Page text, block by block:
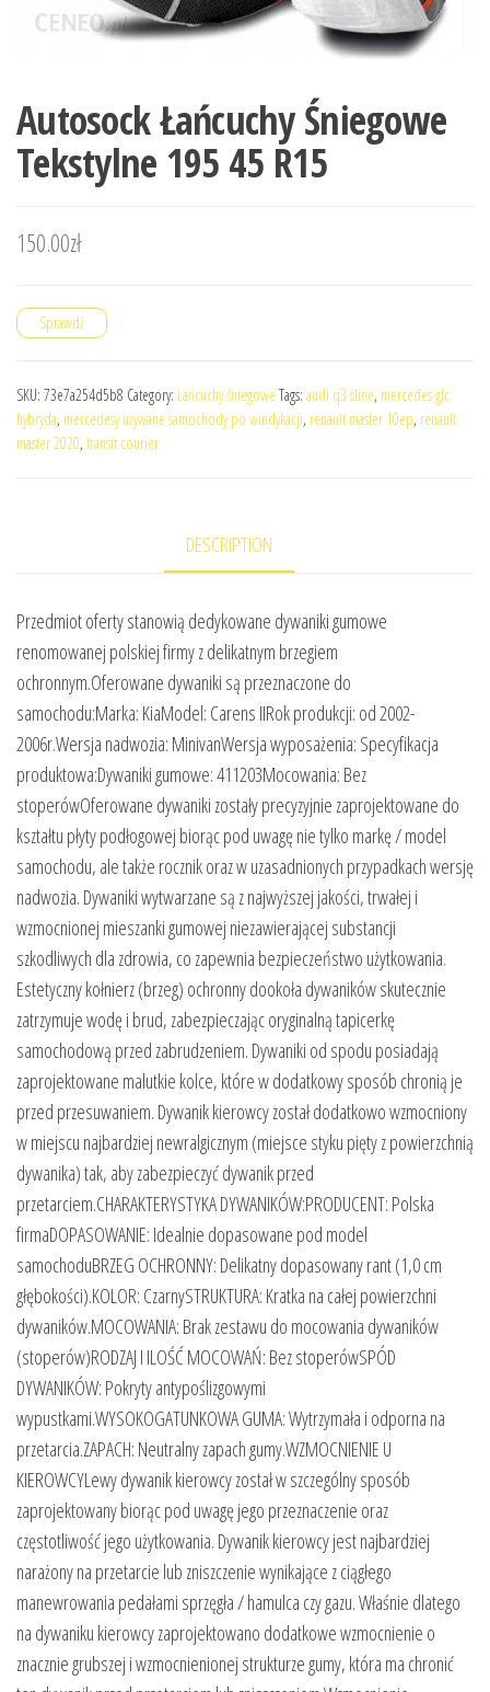
Autosock Łańcuchy Śniegowe
Tekstylne 195 45 R15
150.00zł
Sprawdź
SKU: 73e7a254d5b8 Category: Łańcuchy śniegowe Tags: audi q3 sline, mercedes glc
hybryda, mercedesy używane samochody po windykacji, renault master 10ep, renault
master 2020, transit courier
DESCRIPTION
Przedmiot oferty stanowią dedykowane dywaniki gumowe
renomowanej polskiej firmy z delikatnym brzegiem
ochronnym.Oferowane dywaniki są przeznaczone do
samochodu:Marka: KiaModel: Carens IIRok produkcji: od 2002-
2006r.Wersja nadwozia: MinivanWersja wyposażenia: Specyfikacja
produktowa:Dywaniki gumowe: 411203Mocowania: Bez
stoperówOferowane dywaniki zostały precyzyjnie zaprojektowane do
kształtu płyty podłogowej biorąc pod uwagę nie tylko markę / model
samochodu, ale także rocznik oraz w uzasadnionych przypadkach wersję
nadwozia. Dywaniki wytwarzane są z najwyższej jakości, trwałej i
wzmocnionej mieszanki gumowej niezawierającej substancji
szkodliwych dla zdrowia, co zapewnia bezpieczeństwo użytkowania.
Estetyczny kołnierz (brzeg) ochronny dookoła dywaników skutecznie
zatrzymuje wodę i brud, zabezpieczając oryginalną tapicerkę
samochodową przed zabrudzeniem. Dywaniki od spodu posiadają
zaprojektowane malutkie kolce, które w dodatkowy sposób chronią je
przed przesuwaniem. Dywanik kierowcy został dodatkowo wzmocniony
w miejscu najbardziej newralgicznym (miejsce styku pięty z powierzchnią
dywanika) tak, aby zabezpieczyć dywanik przed
przetarciem.CHARAKTERYSTYKA DYWANIKÓW:PRODUCENT: Polska
firmaDOPASOWANIE: Idealnie dopasowane pod model
samochoduBRZEG OCHRONNY: Delikatny dopasowany rant (1,0 cm
głębokości).KOLOR: CzarnySTRUKTURA: Kratka na całej powierzchni
dywaników.MOCOWANIA: Brak zestawu do mocowania dywaników
(stoperów)RODZAJ I ILOŚĆ MOCOWAŃ: Bez stoperówSPÓD
DYWANIKÓW: Pokryty antypoślizgowymi
wypustkami.WYSOKOGATUNKOWA GUMA: Wytrzymała i odporna na
przetarcia.ZAPACH: Neutralny zapach gumy.WZMOCNIENIE U
KIEROWCYLewy dywanik kierowcy został w szczególny sposób
zaprojektowany biorąc pod uwagę jego przeznaczenie oraz
częstotliwość jego użytkowania. Dywanik kierowcy jest najbardziej
narażony na przetarcie lub zniszczenie wynikające z ciągłego
manewrowania pedałami sprzęgła / hamulca czy gazu. Właśnie dlatego
na dywaniku kierowcy zaprojektowano dodatkowe wzmocnienie o
znacznie grubszej i wzmocnienionej strukturze gumy, która ma chronić